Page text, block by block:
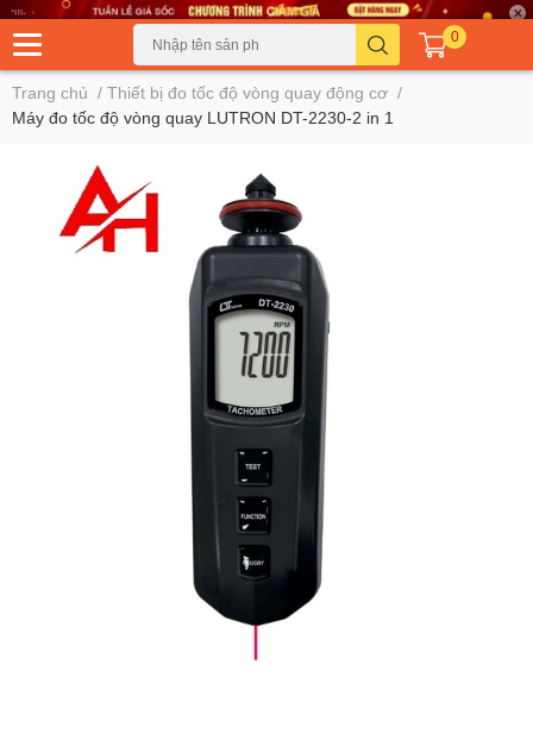
0
Trang chủ / Thiết bị đo tốc độ vòng quay động cơ /
Máy đo tốc độ vòng quay LUTRON DT-2230-2 in 1